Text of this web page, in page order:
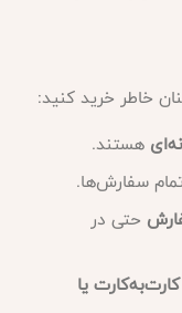
خاطر خرید کنید:
هستند.
سفارش‌ها.
حتی در
کارت‌به‌کارت یا